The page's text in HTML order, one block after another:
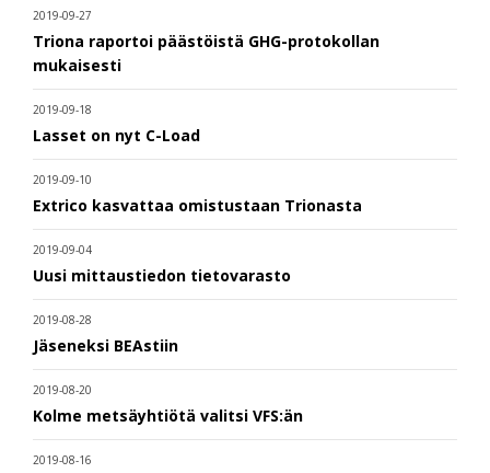
2019-09-27
Triona raportoi päästöistä GHG-protokollan
mukaisesti
2019-09-18
Lasset on nyt C-Load
2019-09-10
Extrico kasvattaa omistustaan Trionasta
2019-09-04
Uusi mittaustiedon tietovarasto
2019-08-28
Jäseneksi BEAstiin
2019-08-20
Kolme metsäyhtiötä valitsi VFS:än
2019-08-16